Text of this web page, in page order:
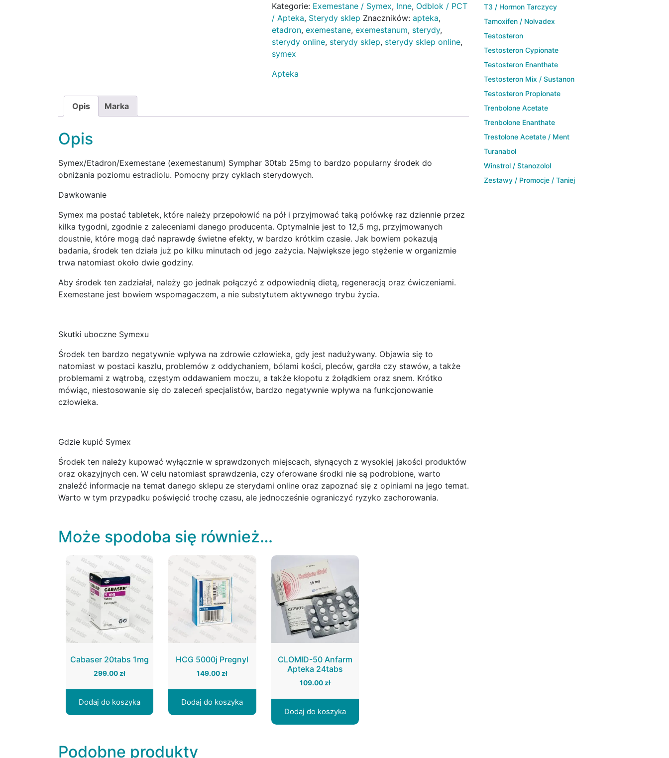
30tab
25mg
Kategorie: Exemestane / Symex, Inne, Odblok / PCT
/ Apteka, Sterydy sklep Znaczników: apteka,
etadron, exemestane, exemestanum, sterydy,
sterydy online, sterydy sklep, sterydy sklep online,
symex
Apteka
Opis Marka
Opis
Symex/Etadron/Exemestane (exemestanum) Symphar 30tab 25mg to bardzo popularny środek do
obniżania poziomu estradiolu. Pomocny przy cyklach sterydowych.
Dawkowanie
Symex ma postać tabletek, które należy przepołowić na pół i przyjmować taką połówkę raz dziennie przez
kilka tygodni, zgodnie z zaleceniami danego producenta. Optymalnie jest to 12,5 mg, przyjmowanych
doustnie, które mogą dać naprawdę świetne efekty, w bardzo krótkim czasie. Jak bowiem pokazują
badania, środek ten działa już po kilku minutach od jego zażycia. Największe jego stężenie w organizmie
trwa natomiast około dwie godziny.
Aby środek ten zadziałał, należy go jednak połączyć z odpowiednią dietą, regeneracją oraz ćwiczeniami.
Exemestane jest bowiem wspomagaczem, a nie substytutem aktywnego trybu życia.
Skutki uboczne Symexu
Środek ten bardzo negatywnie wpływa na zdrowie człowieka, gdy jest nadużywany. Objawia się to
natomiast w postaci kaszlu, problemów z oddychaniem, bólami kości, pleców, gardła czy stawów, a także
problemami z wątrobą, częstym oddawaniem moczu, a także kłopotu z żołądkiem oraz snem. Krótko
mówiąc, niestosowanie się do zaleceń specjalistów, bardzo negatywnie wpływa na funkcjonowanie
człowieka.
Gdzie kupić Symex
Środek ten należy kupować wyłącznie w sprawdzonych miejscach, słynących z wysokiej jakości produktów
oraz okazyjnych cen. W celu natomiast sprawdzenia, czy oferowane środki nie są podrobione, warto
znaleźć informacje na temat danego sklepu ze sterydami online oraz zapoznać się z opiniami na jego temat.
Warto w tym przypadku poświęcić trochę czasu, ale jednocześnie ograniczyć ryzyko zachorowania.
Może spodoba się również…
Cabaser 20tabs 1mg
299.00 zł
Dodaj do koszyka
HCG 5000j Pregnyl
149.00 zł
Dodaj do koszyka
CLOMID-50 Anfarm
Apteka 24tabs
109.00 zł
Dodaj do koszyka
Podobne produkty
T3 / Hormon Tarczycy
Tamoxifen / Nolvadex
Testosteron
Testosteron Cypionate
Testosteron Enanthate
Testosteron Mix / Sustanon
Testosteron Propionate
Trenbolone Acetate
Trenbolone Enanthate
Trestolone Acetate / Ment
Turanabol
Winstrol / Stanozolol
Zestawy / Promocje / Taniej